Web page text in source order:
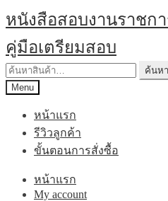
Skip
to
navigation
Skip
to
content
หนังสือสอบงานราชก
คู่มือเตรียมสอบ
ค้นหา:
ค้นหา
Menu
หน้าแรก
รีวิวลูกค้า
ขั้นตอนการสั่งซื้อ
หน้าแรก
My account